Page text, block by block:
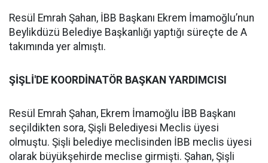
Resül Emrah Şahan, İBB Başkanı Ekrem İmamoğlu’nun
Beylikdüzü Belediye Başkanlığı yaptığı süreçte de A
takımında yer almıştı.
ŞİŞLİ'DE KOORDİNATÖR BAŞKAN YARDIMCISI
Resül Emrah Şahan, Ekrem İmamoğlu İBB Başkanı
seçildikten sora, Şişli Belediyesi Meclis üyesi
olmuştu. Şişli belediye meclisinden İBB meclis üyesi
olarak büyükşehirde meclise girmişti. Şahan, Şişli